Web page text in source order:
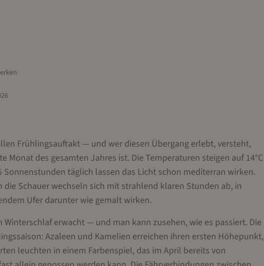
Frühlingsauftakt — und wer diesen Übergang erlebt, versteht,
Monat des gesamten Jahres ist. Die Temperaturen steigen auf 14°C
täglich lassen das Licht schon mediterran wirken.
Schauer wechseln sich mit strahlend klaren Stunden ab, in
Ufer darunter wie gemalt wirken.
Winterschlaf erwacht — und man kann zusehen, wie es passiert. Die
Azaleen und Kamelien erreichen ihren ersten Höhepunkt,
leuchten in einem Farbenspiel, das im April bereits von